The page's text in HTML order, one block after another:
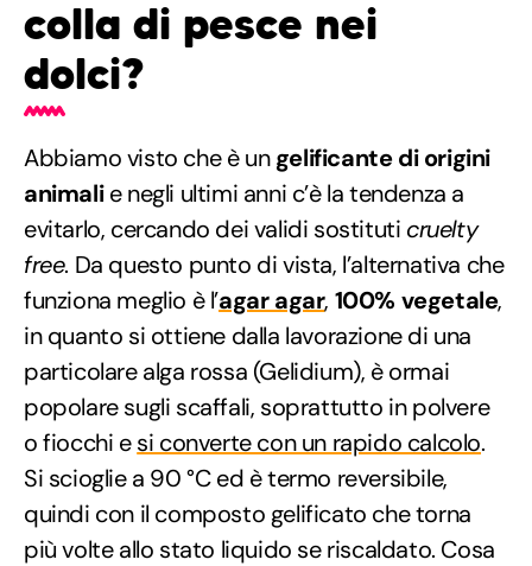
colla di pesce nei
dolci?
Abbiamo visto che è ungelificante di origini
animalie negli ultimi anni c’è la tendenza a
evitarlo, cercando dei validi sostituti cruelty
free. Da questo punto di vista, l’alternativa che
funziona meglio è l’agar agar, 100% vegetale,
in quanto si ottiene dalla lavorazione di una
particolare alga rossa (Gelidium), è ormai
popolare sugli scaffali, soprattutto in polvere
o fiocchi esi converte con un rapido calcolo.
Si scioglie a 90 °C ed è termo reversibile,
quindi con il composto gelificato che torna
più volte allo stato liquido se riscaldato. Cosa